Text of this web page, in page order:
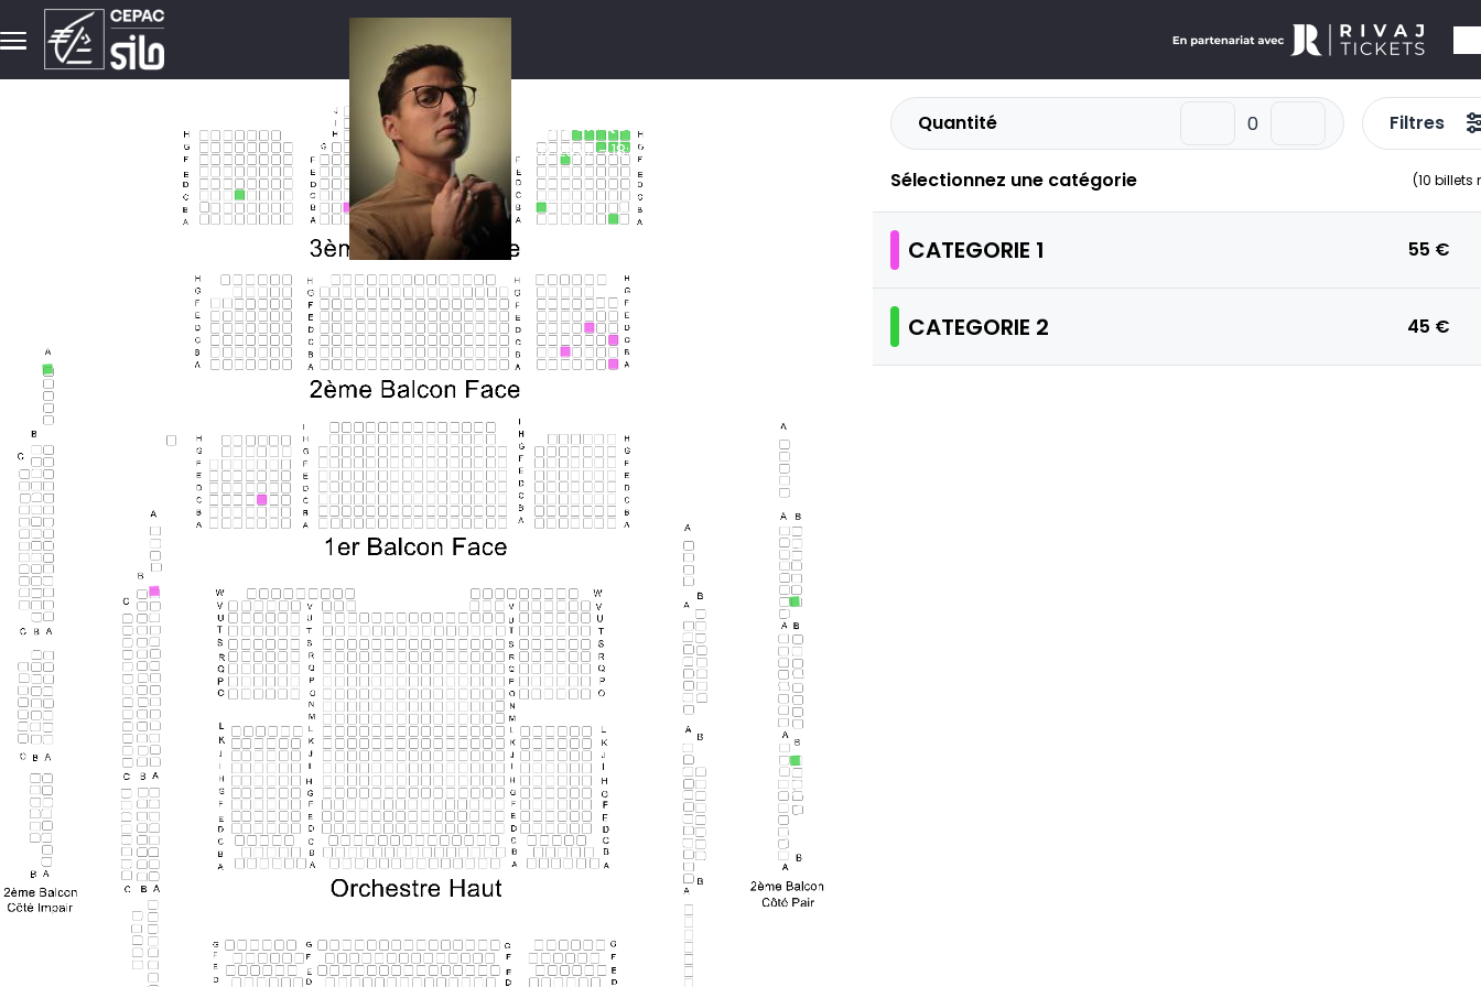
Aller au contenu principal
BONJOUR QUAND MÊME,
06.02.2027 - 18:00
Quantité Filtres
Sélectionnez une catégorie (10 billets
CATEGORIE 1 55 €
CATEGORIE 2 45 €